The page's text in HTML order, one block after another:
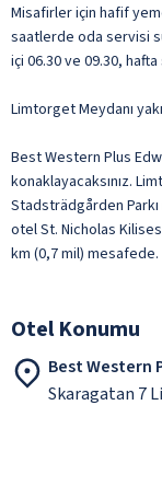
Misafirler için hafif
saatlerde oda servisi
içi 06.30 ve 09.30,
Limtorget Meydanı
Best Western Plus
konaklayacaksınız.
Stadsträdgården
otel St. Nicholas
km (0,7 mil) mesafede.
Otel Konumu
Best Western
Skaragatan 7